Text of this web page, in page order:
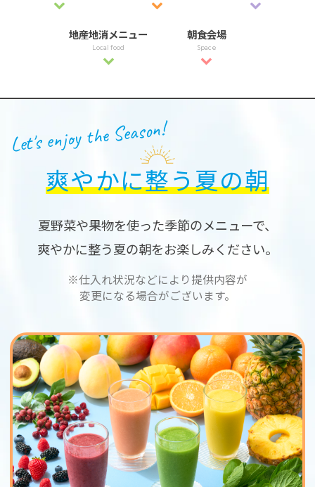
地産地消メニュー
Local food
朝食会場
Space
Let's enjoy the Season!
爽やかに整う夏の朝
夏野菜や果物を使った季節のメニューで、
爽やかに整う夏の朝をお楽しみください。
※仕入れ状況などにより提供内容が
変更になる場合がございます。